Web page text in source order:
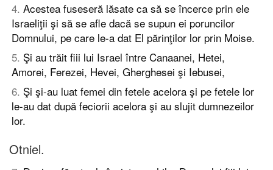
4. Acestea fuseseră lăsate ca să se încerce prin ele
Israeliţii şi să se afle dacă se supun ei poruncilor
Domnului, pe care le-a dat El părinţilor lor prin Moise.
5. Şi au trăit fiii lui Israel între Canaanei, Hetei,
Amorei, Ferezei, Hevei, Gherghesei şi Iebusei,
6. Şi şi-au luat femei din fetele acelora şi pe fetele lor
le-au dat după feciorii acelora şi au slujit dumnezeilor
lor.
Otniel.